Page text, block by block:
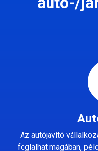
Az autójavító
foglalhat magában,